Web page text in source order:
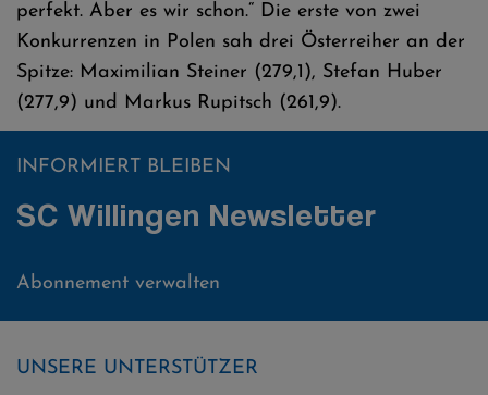
perfekt. Aber es wir schon.“ Die erste von zwei
Konkurrenzen in Polen sah drei Österreiher an der
Spitze: Maximilian Steiner (279,1), Stefan Huber
(277,9) und Markus Rupitsch (261,9).
INFORMIERT BLEIBEN
SC Willingen Newsletter
Abonnement verwalten
UNSERE UNTERSTÜTZER